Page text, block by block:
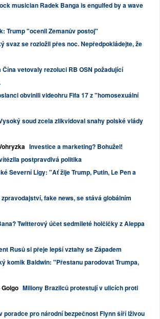
musician Radek Banga is engulfed by a wave
Trump "ocenil Zemanův postoj"
svaz se rozložil přes noc. Nepředpokládejte, že
Čína vetovaly rezoluci RB OSN požadující
obvinili videohru Fifa 17 z "homosexuální
soud zcela zlikvidoval snahy polské vlády
Investice a marketing? Bohužel!
postpravdivá politika
Severní Ligy: "Ať žije Trump, Putin, Le Pen a
zpravodajství, fake news, se stává globálním
Twitterový účet sedmileté holčičky z Aleppa
Rusů si přeje lepší vztahy se Západem
komik Baldwin: "Přestanu parodovat Trumpa,
Miliony Brazilců protestují v ulicích proti
poradce pro národní bezpečnost Flynn šíří lživou